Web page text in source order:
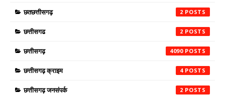
छतछत्तीसगढ़ 2
छत्तीसगढ 2
छत्तीसगढ़ 4090
छत्तीसगढ़ क्राइम 4
छत्तीसगढ़ जनसंपर्क 2